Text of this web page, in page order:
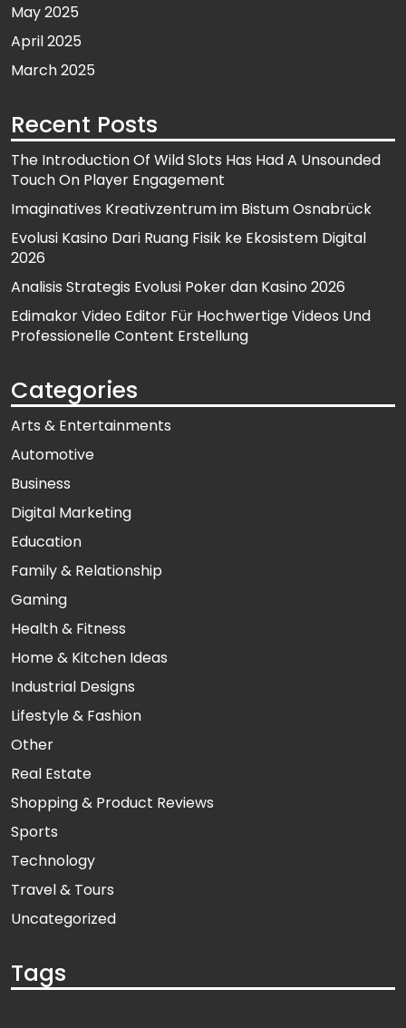
May 2025
April 2025
March 2025
Recent Posts
The Introduction Of Wild Slots Has Had A Unsounded
Touch On Player Engagement
Imaginatives Kreativzentrum im Bistum Osnabrück
Evolusi Kasino Dari Ruang Fisik ke Ekosistem Digital
2026
Analisis Strategis Evolusi Poker dan Kasino 2026
Edimakor Video Editor Für Hochwertige Videos Und
Professionelle Content Erstellung
Categories
Arts & Entertainments
Automotive
Business
Digital Marketing
Education
Family & Relationship
Gaming
Health & Fitness
Home & Kitchen Ideas
Industrial Designs
Lifestyle & Fashion
Other
Real Estate
Shopping & Product Reviews
Sports
Technology
Travel & Tours
Uncategorized
Tags